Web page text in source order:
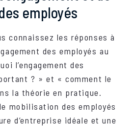
employés
connaissez les réponses à
des employés au
l’engagement des
? » et « comment le
la théorie en pratique.
mobilisation des employés
d’entreprise idéale et une